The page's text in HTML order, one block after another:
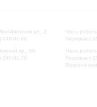
ул., 2
240-01-80
пр., 30
240-01-70
Часы
Перерыв с
Часы
Перерыв с
Вопросы